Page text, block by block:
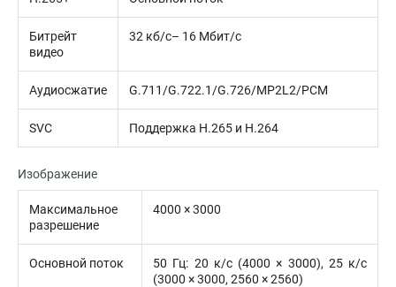
Битрейт
видео
32 кб/с– 16 Мбит/с
Аудиосжатие G.711/G.722.1/G.726/MP2L2/PCM
SVC Поддержка H.265 и H.264
Изображение
Максимальное
разрешение
4000 × 3000
Основной поток
50 Гц: 20 к/с (4000 × 3000), 25 к/с
(3000 × 3000, 2560 × 2560)